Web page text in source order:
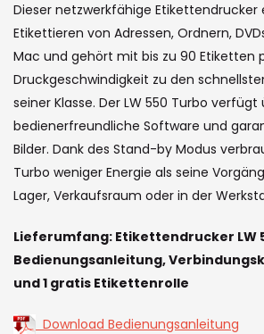
the
images
gallery
Dieser netzwerkfähige Etikettendrucker
Etikettieren von Adressen, Ordnern,
Mac und gehört mit bis zu 90 Etiketten
Druckgeschwindigkeit zu den
seiner Klasse. Der LW 550 Turbo
bedienerfreundliche Software und
Bilder. Dank des Stand-by Modus
Turbo weniger Energie als seine
Lager, Verkaufsraum oder in der
Lieferumfang: Etikettendrucker LW
Bedienungsanleitung,
und 1 gratis Etikettenrolle
Download Bedienungsanleitung